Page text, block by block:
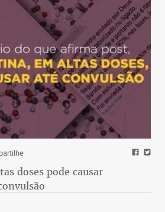
doses pode causar